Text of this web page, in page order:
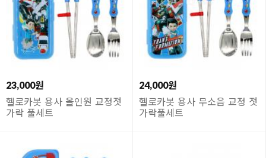
23,000원
헬로카봇 용사 올인원 교정젓
가락 풀세트
24,000원
헬로카봇 용사 무소음 교정 젓
가락풀세트